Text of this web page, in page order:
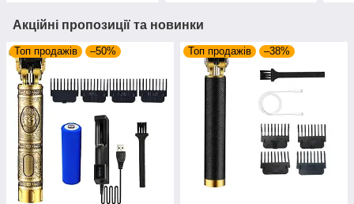
Акційні пропозиції та новинки
Топ продажів –50% Топ продажів –38%